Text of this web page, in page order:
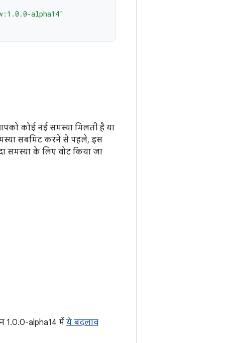
alpha14"
कोई नई समस्या मिलती है या
सबमिट करने से पहले, इस
समस्या के लिए वोट किया जा
1.0.0-alpha14 में ये बदलाव